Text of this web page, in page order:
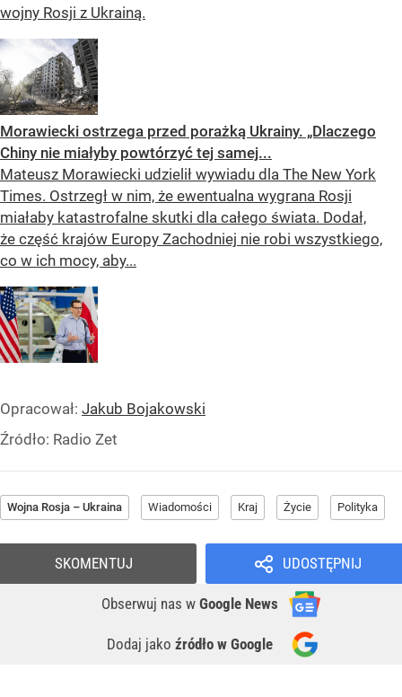
wojny Rosji z Ukrainą.
Morawiecki ostrzega przed porażką Ukrainy. „Dlaczego
Chiny nie miałyby powtórzyć tej samej...
Mateusz Morawiecki udzielił wywiadu dla The New York
Times. Ostrzegł w nim, że ewentualna wygrana Rosji
miałaby katastrofalne skutki dla całego świata. Dodał,
że część krajów Europy Zachodniej nie robi wszystkiego,
co w ich mocy, aby...
Opracował: Jakub Bojakowski
Źródło: Radio Zet
Wojna Rosja – Ukraina Wiadomości Kraj Życie Polityka
UDOSTĘPNIJ
Obserwuj nas w Google News
Dodaj jako źródło w Google
SKOMENTUJ